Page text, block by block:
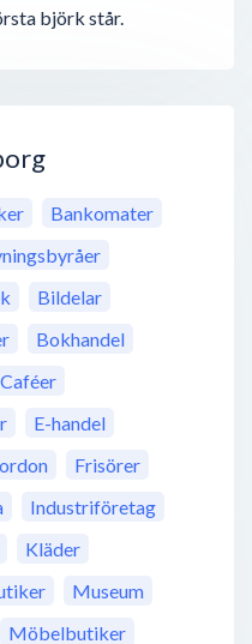
björk står.
Bankomater
Bildelar
Bokhandel
Caféer
E-handel
Frisörer
Industriföretag
Kläder
Museum
Möbelbutiker